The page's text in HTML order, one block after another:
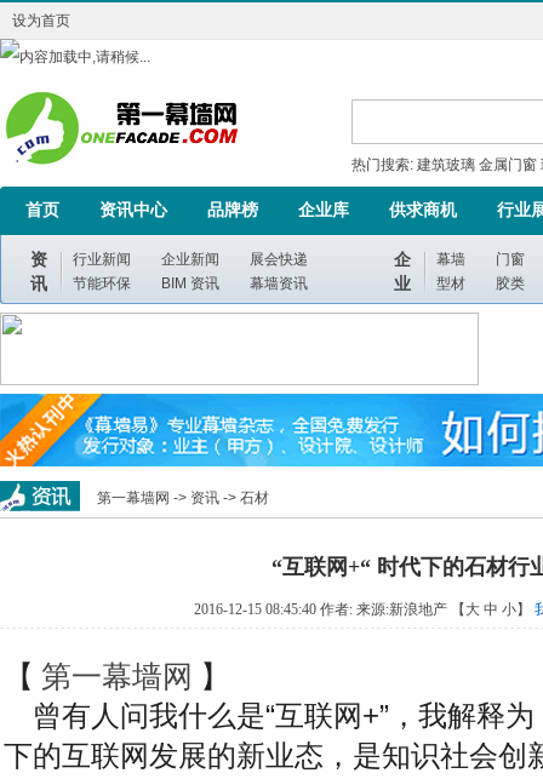
设为首页
热门搜索: 建筑玻璃 金属门窗
首页 资讯中心 品牌榜 企业库 供求商机 行业
资
讯
行业新闻 企业新闻
展会快递
节能环保
BIM 资讯 幕墙资讯
企
业
幕墙
门窗
型材
胶类
第一幕墙网 -> 资讯 -> 石材
“互联网+“ 时代下的石材行
2016-12-15 08:45:40 作者: 来源:新浪地产 【 大 中 小】
【 第一幕墙网 】
曾有人问我什么是“互联网+”，我解释为
下的互联网发展的新业态，是知识社会创